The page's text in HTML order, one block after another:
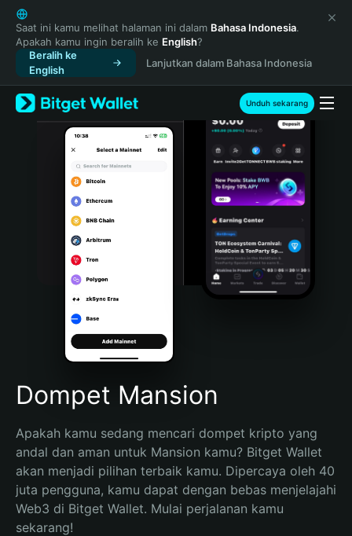
English
日本語
Tiếng Việt
Русский
Español (Latinoamérica)
Türkçe
Italiano
Português (Portugal)
Bahasa Indonesia
Português (Brasil)
Español (Argentina)
Saat ini kamu melihat halaman ini dalam Bahasa Indonesia.
Apakah kamu ingin beralih ke English?
Beralih ke
English
Lanjutkan dalam Bahasa Indonesia
Unduh sekarang
Dompet Mansion
Apakah kamu sedang mencari dompet kripto yang
andal dan aman untuk Mansion kamu? Bitget Wallet
akan menjadi pilihan terbaik kamu. Dipercaya oleh 40
juta pengguna, kamu dapat dengan bebas menjelajahi
Web3 di Bitget Wallet. Mulai perjalanan kamu
sekarang!